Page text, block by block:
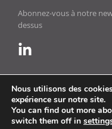
Abonnez-vous à notre
dessus
Nous utilisons des
expérience sur notre site.
You can find out more
switch them off in